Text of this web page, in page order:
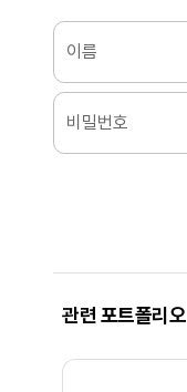
이름
비밀번호
관련 포트폴리오